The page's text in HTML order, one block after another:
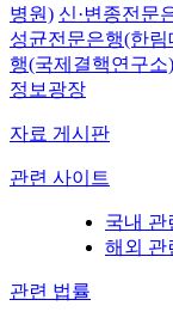
병원) 신·변종전문
성균전문은행(한
행(국제결핵연구소)
정보광장
자료 게시판
관련 사이트
국내 관
해외 관
관련 법률